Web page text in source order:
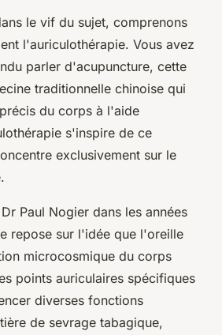
le vif du sujet, comprenons
l'auriculothérapie. Vous avez
parler d'acupuncture, cette
traditionnelle chinoise qui
du corps à l'aide
s'inspire de ce
exclusivement sur le
Paul Nogier dans les années
repose sur l'idée que l'oreille
microcosmique du corps
points auriculaires spécifiques
diverses fonctions
de sevrage tabagique,